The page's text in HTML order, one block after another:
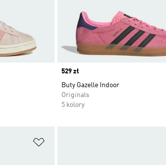
Price
529 zł
Buty Gazelle Indoor
Originals
5 kolory